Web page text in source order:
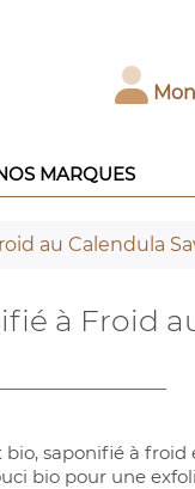
MARQUES
au Calendula
à Froid
bio, saponifié à
bio pour une